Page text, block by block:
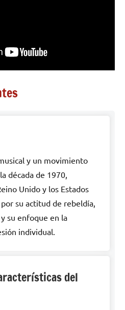
y un movimiento
década de 1970,
Unido y los Estados
su actitud de rebeldía,
su enfoque en la
individual.
del